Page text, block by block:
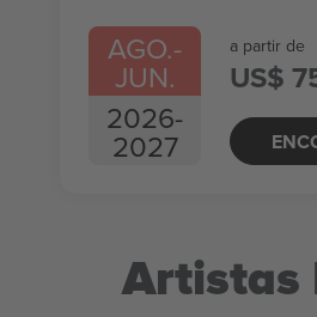
AGO.-
JUN.
2026-
2027
a partir de
US$
Artistas